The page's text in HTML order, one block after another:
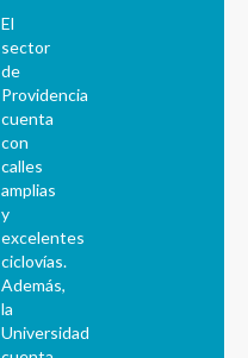
El
sector
de
Providencia
cuenta
con
calles
amplias
y
excelentes
ciclovías.
Además,
la
Universidad